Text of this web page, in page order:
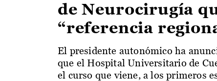
de Neurocirugía
“referencia
El presidente autonómico ha
que el Hospital Universitario de
el curso que viene, a los primeros